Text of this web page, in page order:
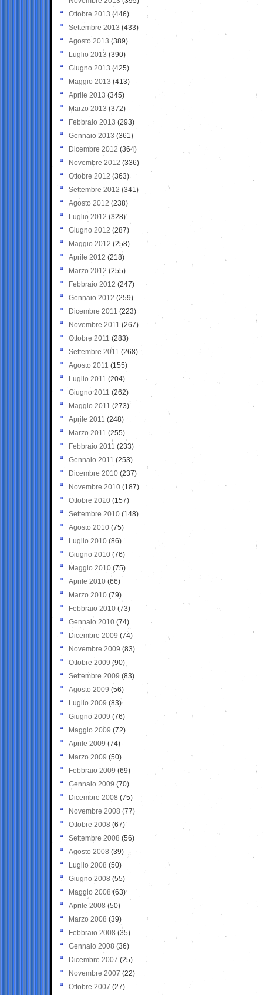
Ottobre 2013 (446)
Settembre 2013 (433)
Agosto 2013 (389)
Luglio 2013 (390)
Giugno 2013 (425)
Maggio 2013 (413)
Aprile 2013 (345)
Marzo 2013 (372)
Febbraio 2013 (293)
Gennaio 2013 (361)
Dicembre 2012 (364)
Novembre 2012 (336)
Ottobre 2012 (363)
Settembre 2012 (341)
Agosto 2012 (238)
Luglio 2012 (328)
Giugno 2012 (287)
Maggio 2012 (258)
Aprile 2012 (218)
Marzo 2012 (255)
Febbraio 2012 (247)
Gennaio 2012 (259)
Dicembre 2011 (223)
Novembre 2011 (267)
Ottobre 2011 (283)
Settembre 2011 (268)
Agosto 2011 (155)
Luglio 2011 (204)
Giugno 2011 (262)
Maggio 2011 (273)
Aprile 2011 (248)
Marzo 2011 (255)
Febbraio 2011 (233)
Gennaio 2011 (253)
Dicembre 2010 (237)
Novembre 2010 (187)
Ottobre 2010 (157)
Settembre 2010 (148)
Agosto 2010 (75)
Luglio 2010 (86)
Giugno 2010 (76)
Maggio 2010 (75)
Aprile 2010 (66)
Marzo 2010 (79)
Febbraio 2010 (73)
Gennaio 2010 (74)
Dicembre 2009 (74)
Novembre 2009 (83)
Ottobre 2009 (90)
Settembre 2009 (83)
Agosto 2009 (56)
Luglio 2009 (83)
Giugno 2009 (76)
Maggio 2009 (72)
Aprile 2009 (74)
Marzo 2009 (50)
Febbraio 2009 (69)
Gennaio 2009 (70)
Dicembre 2008 (75)
Novembre 2008 (77)
Ottobre 2008 (67)
Settembre 2008 (56)
Agosto 2008 (39)
Luglio 2008 (50)
Giugno 2008 (55)
Maggio 2008(63)
Aprile 2008 (50)
Marzo 2008 (39)
Febbraio 2008 (35)
Gennaio 2008 (36)
Dicembre 2007 (25)
Novembre 2007 (22)
Ottobre 2007 (27)